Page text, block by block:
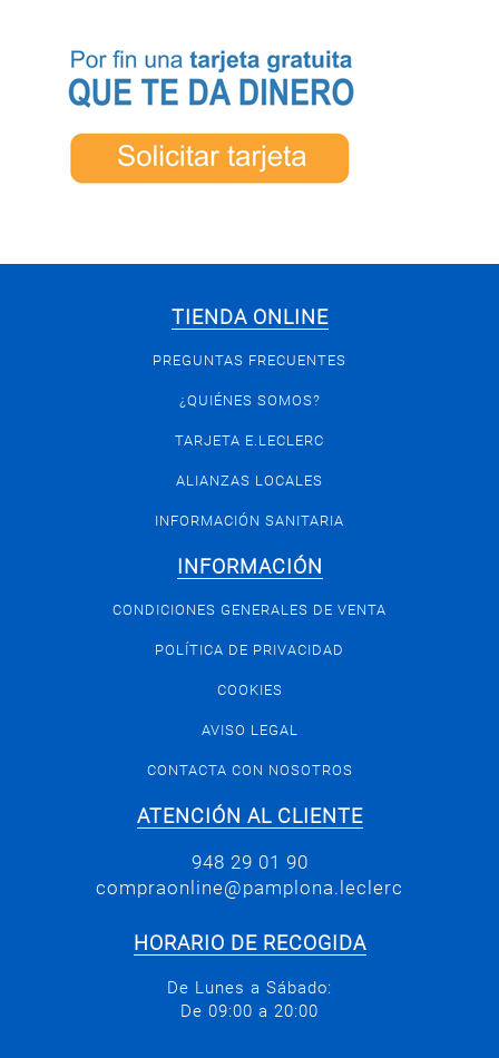
TIENDA ONLINE
PREGUNTAS FRECUENTES
¿QUIÉNES SOMOS?
TARJETA E.LECLERC
ALIANZAS LOCALES
INFORMACIÓN SANITARIA
INFORMACIÓN
CONDICIONES GENERALES DE VENTA
POLÍTICA DE PRIVACIDAD
COOKIES
AVISO LEGAL
CONTACTA CON NOSOTROS
ATENCIÓN AL CLIENTE
948 29 01 90
compraonline@pamplona.leclerc
HORARIO DE RECOGIDA
De Lunes a Sábado:
De 09:00 a 20:00